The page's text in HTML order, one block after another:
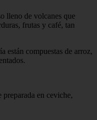
lleno de volcanes que
frutas y café, tan
están compuestas de arroz,
en ceviche,